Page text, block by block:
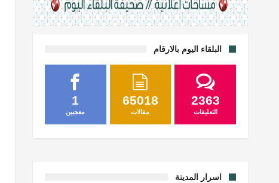
البلقاء اليوم بالارقام
1
معجبين
65018
مقالات
2363
التعليقات
اسرار المدينة